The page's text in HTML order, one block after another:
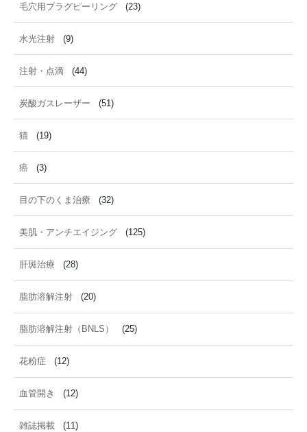
毛穴用プラグピーリング (23)
水光注射 (9)
注射・点滴 (44)
炭酸ガスレーザー (51)
猫 (19)
癌 (3)
目の下のくま治療 (32)
美肌・アンチエイジング (125)
肝斑治療 (28)
脂肪溶解注射 (20)
脂肪溶解注射（BNLS） (25)
花粉症 (12)
血管開き (12)
雑誌掲載 (11)